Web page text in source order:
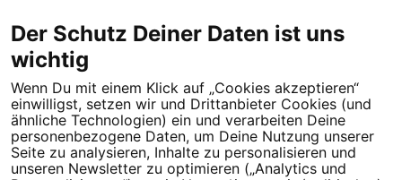
Streit um Gerste: Carlsberg und Heineken haben Bier patentiert – wir
klagen
Mehr erfahren
Der Schutz Deiner Daten ist uns
wichtig
Wenn Du mit einem Klick auf „Cookies akzeptieren“
einwilligst, setzen wir und Drittanbieter Cookies (und
ähnliche Technologien) ein und verarbeiten Deine
personenbezogene Daten, um Deine Nutzung unserer
Seite zu analysieren, Inhalte zu personalisieren und
unseren Newsletter zu optimieren („Analytics und